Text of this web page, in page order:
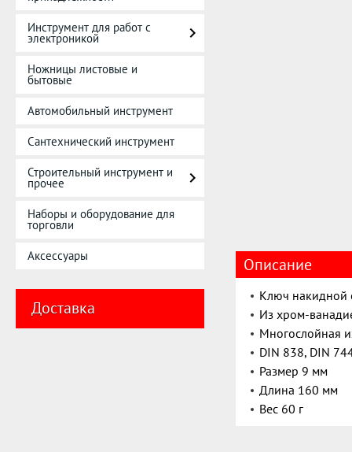
Инструмент для работ с
электроникой
Ножницы листовые и
бытовые
Автомобильный инструмент
Сантехнический инструмент
Строительный инструмент и
прочее
Наборы и оборудование для
торговли
Аксессуары
Доставка
Описание
Ключ накидной
Из хром-
Многослойная
DIN 838, DIN
Размер 9 мм
Длина 160 мм
Вес 60 г